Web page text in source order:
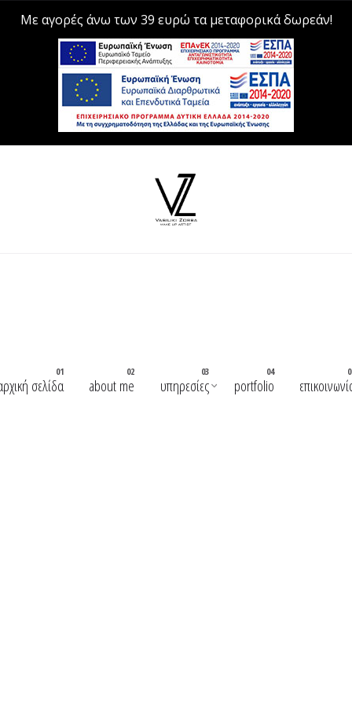
Με αγορές άνω των 39 ευρώ τα μεταφορικά δωρεάν!
σελίδα about me υπηρεσίες portfolio